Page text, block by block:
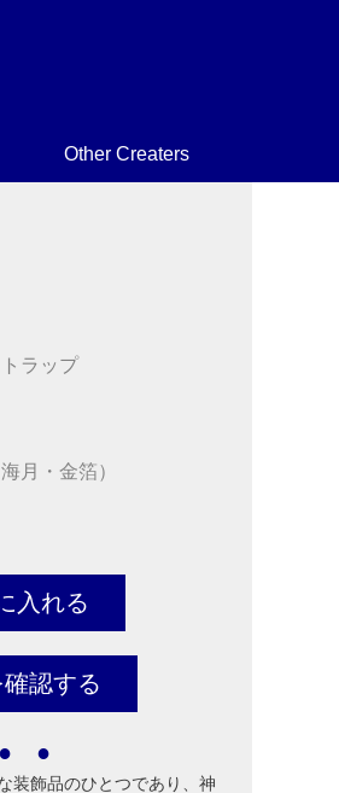
Other Creaters
ラップ
月・金箔）
●
装飾品のひとつであり、神